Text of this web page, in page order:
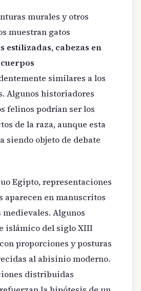
murales y otros
muestran gatos
estilizadas, cabezas en
cuerpos
similares a los
Algunos historiadores
felinos podrían ser los
de la raza, aunque esta
siendo objeto de debate
Egipto, representaciones
aparecen en manuscritos
Algunos
islámico del siglo XIII
proporciones y posturas
al abisinio moderno.
distribuidas